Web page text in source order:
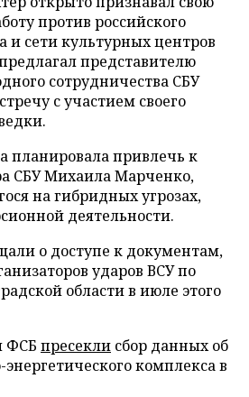
против российского
и сети культурных центров
представителю
сотрудничества СБУ
с участием своего
планировала привлечь к
СБУ Михаила Марченко,
на гибридных угрозах,
деятельности.
о доступе к документам,
ударов ВСУ по
области в июле этого
ФСБ пресекли сбор данных об
комплекса в